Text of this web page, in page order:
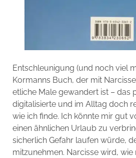
Entschleunigung (und noch viel
Kormanns Buch, der mit
etliche Male gewandert ist – das
digitalisierte und im Alltag doch
wie ich finde. Ich könnte mir gut
einen ähnlichen Urlaub zu
sicherlich Gefahr laufen würde,
mitzunehmen. Narcisse wird, wie